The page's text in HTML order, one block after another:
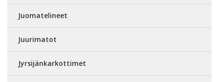
Juomatelineet
Juurimatot
Jyrsijänkarkottimet